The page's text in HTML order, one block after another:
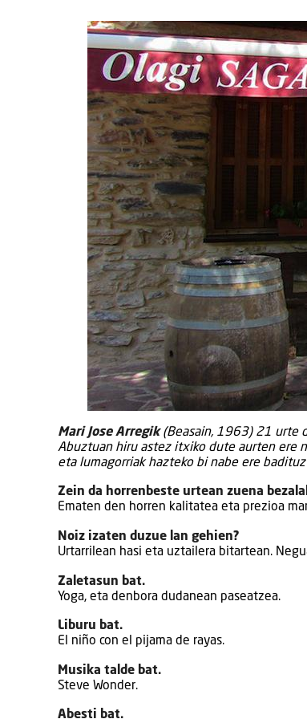
Mari Jose Arregik(Beasain, 1963) 21 urte
Abuztuan hiru astez itxiko dute aurten ere
eta lumagorriak hazteko bi nabe ere
Zein da horrenbeste urtean zuena
Ematen den horren kalitatea eta prezioa
Noiz izaten duzue lan gehien?
Urtarrilean hasi eta uztailera bitartean.
Zaletasun bat.
Yoga, eta denbora dudanean paseatzea.
Liburu bat.
El niño con el pijama de rayas.
Musika talde bat.
Steve Wonder.
Abesti bat.